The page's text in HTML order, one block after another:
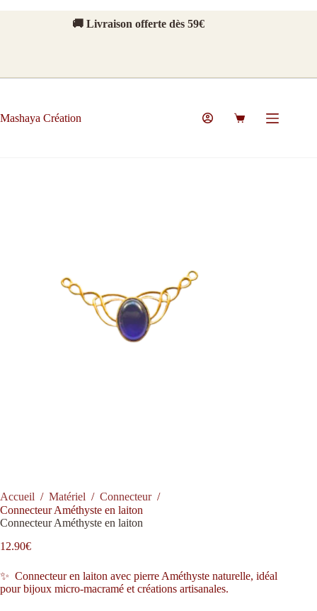
🚚 Livraison offerte dès 59€
Mashaya Création
Panier
Accueil / Matériel / Connecteur /
Connecteur Améthyste en laiton
Connecteur Améthyste en laiton
12.90€
✨ Connecteur en laiton avec pierre Améthyste naturelle, idéal
pour bijoux micro-macramé et créations artisanales.